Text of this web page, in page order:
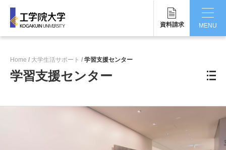
資料請求
MENU
Home 大学生活サポート 学習支援センター
学習支援センター